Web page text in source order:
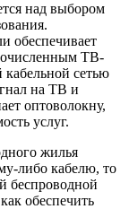
над выбором
обеспечивает
ТВ-
кабельной сетью
на ТВ и
оптоволокну,
услуг.
жилья
либо кабелю, то
беспроводной
обеспечить